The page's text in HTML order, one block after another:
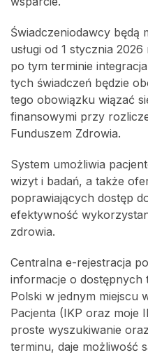
Świadczeniodawcy będą
usługi od 1 stycznia
po tym terminie
tych świadczeń będzie
tego obowiązku wiązać
finansowymi przy
Funduszem Zdrowia.
System umożliwia
wizyt i badań, a także
poprawiających dostęp
efektywność
zdrowia.
Centralna e-rejestracja
informacje o dostępnych
Polski w jednym miejscu
Pacjenta (IKP oraz moje
proste wyszukiwanie
terminu, daje możliwość